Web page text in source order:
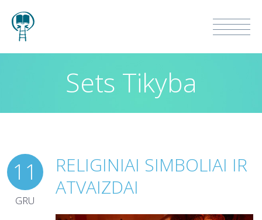
Sets Tikyba
11
GRU
RELIGINIAI SIMBOLIAI IR
ATVAIZDAI